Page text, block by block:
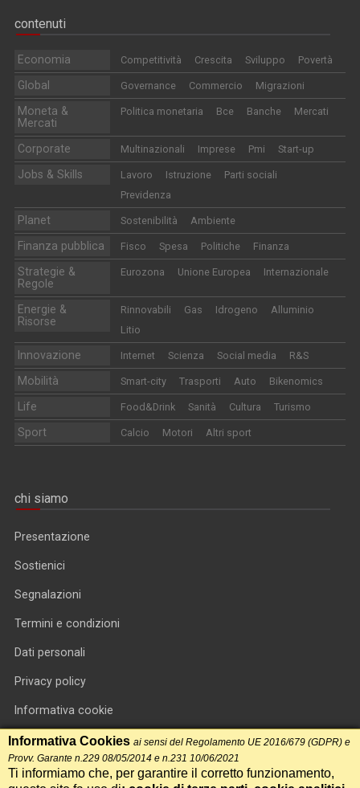
contenuti
Economia Competitività Crescita Sviluppo Povertà
Global Governance Commercio Migrazioni
Moneta &
Mercati
Politica monetaria Bce Banche Mercati
Corporate Multinazionali Imprese Pmi Start-up
Jobs & Skills Lavoro Istruzione
Parti sociali
Previdenza
Planet Sostenibilità Ambiente
Finanza pubblica Fisco Spesa Politiche Finanza
Strategie &
Regole
Eurozona Unione Europea Internazionale
Energie &
Risorse
Rinnovabili Gas Idrogeno
Alluminio
Litio
Innovazione Internet Scienza Social media R&S
Mobilità Smart-city Trasporti Auto Bikenomics
Life Food&Drink Sanità Cultura Turismo
Sport Calcio Motori Altri sport
chi siamo
Presentazione
Sostienici
Segnalazioni
Termini e condizioni
Dati personali
Privacy policy
Informativa cookie
RSS feed
RSS Top News
Informativa Cookies ai sensi del Regolamento UE 2016/679 (GDPR) e
Provv. Garante n.229 08/05/2014 e n.231 10/06/2021
Ti informiamo che, per garantire il corretto funzionamento,